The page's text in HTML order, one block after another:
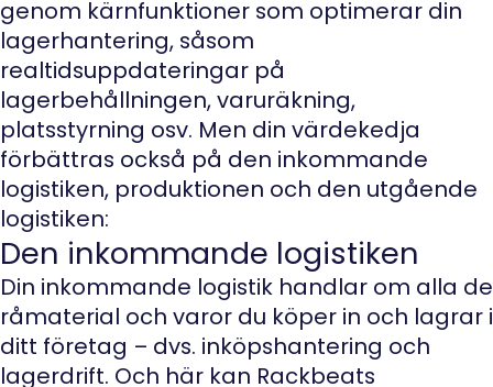
genom kärnfunktioner som optimerar din
lagerhantering, såsom
realtidsuppdateringar på
lagerbehållningen, varuräkning,
platsstyrning osv. Men din värdekedja
förbättras också på den inkommande
logistiken, produktionen och den utgående
logistiken:
Den inkommande logistiken
Din inkommande logistik handlar om alla de
råmaterial och varor du köper in och lagrar i
ditt företag – dvs. inköpshantering och
lagerdrift. Och här kan Rackbeats